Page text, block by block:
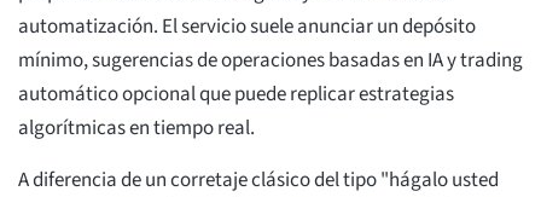
automatización. El servicio suele anunciar un depósito
mínimo, sugerencias de operaciones basadas en IA y trading
automático opcional que puede replicar estrategias
algorítmicas en tiempo real.
A diferencia de un corretaje clásico del tipo "hágalo usted